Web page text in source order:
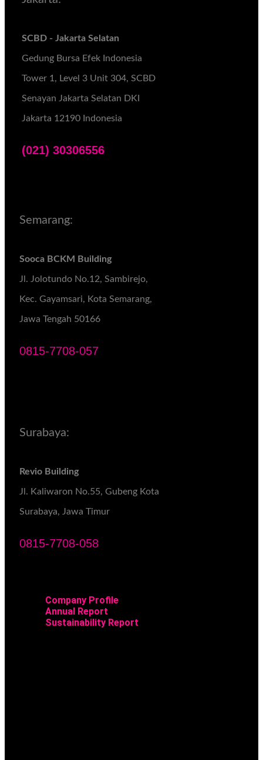
SCBD - Jakarta Selatan
Gedung Bursa Efek Indonesia
Tower 1, Level 3 Unit 304, SCBD
Senayan Jakarta Selatan DKI
Jakarta 12190 Indonesia
(021) 30306556
Semarang:
Sooca BCKM Building
Jl. Jolotundo No.12, Sambirejo,
Kec. Gayamsari, Kota Semarang,
Jawa Tengah 50166
0815-7708-057
Surabaya:
Revio Building
Jl. Kaliwaron No.55, Gubeng Kota
Surabaya, Jawa Timur
0815-7708-058
Company Profile
Annual Report
Sustainability Report